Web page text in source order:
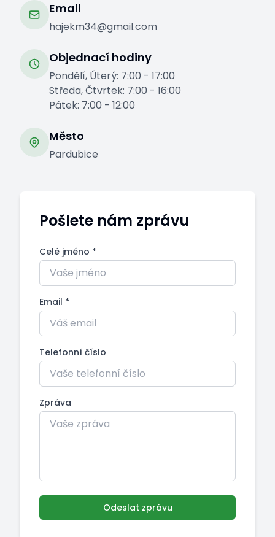
Email
hajekm34@gmail.com
Objednací hodiny
Pondělí, Úterý: 7:00 - 17:00
Středa, Čtvrtek: 7:00 - 16:00
Pátek: 7:00 - 12:00
Město
Pardubice
Pošlete nám zprávu
Celé jméno *
Email *
Telefonní číslo
Zpráva
Odeslat zprávu